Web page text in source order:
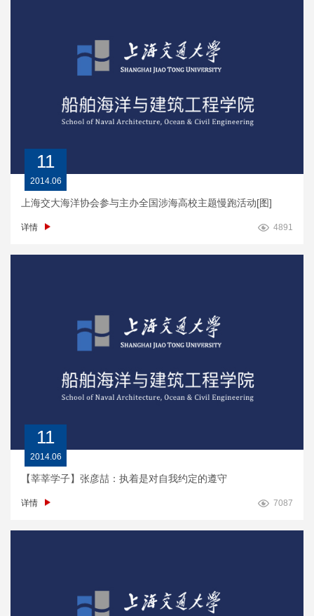
11
2014.06
上海交大海洋协会参与主办全国涉海高校主题慢跑活动[图]
详情 4891
11
2014.06
【莘莘学子】张彦喆：执着是对自我约定的遵守
详情 7087